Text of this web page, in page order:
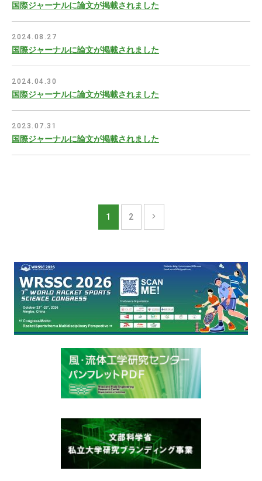
国際ジャーナルに論文が掲載されました
2024.08.27
国際ジャーナルに論文が掲載されました
2024.04.30
国際ジャーナルに論文が掲載されました
2023.07.31
国際ジャーナルに論文が掲載されました
1 2